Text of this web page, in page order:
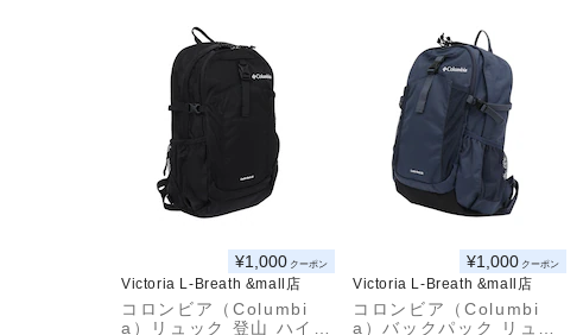
¥1,000 クーポン
Victoria L-Breath &mall店
コロンビア（Columbi
a）リュック 登山 ハイキ
¥1,000 クーポン
Victoria L-Breath &mall店
コロンビア（Columbi
a）バックパック リュッ